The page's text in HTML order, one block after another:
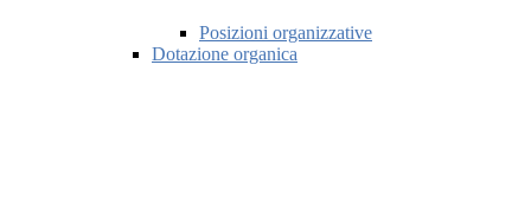
Posizioni organizzative
Dotazione organica